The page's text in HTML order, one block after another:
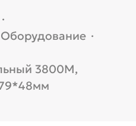
·
Оборудование ·
3800М,